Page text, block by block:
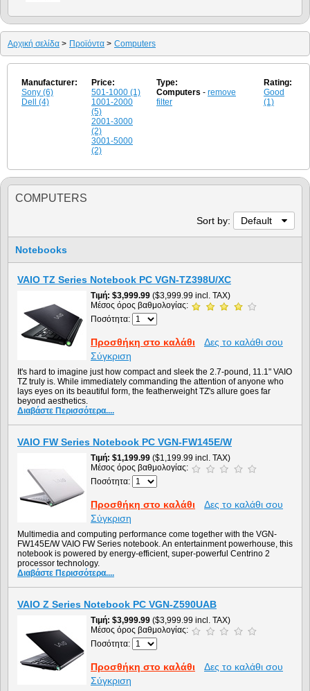
Αρχική σελίδα > Προϊόντα > Computers
Manufacturer:
Sony (6)
Dell (4)
Price:
501-1000 (1)
1001-2000
(5)
2001-3000
(2)
3001-5000
(2)
Type:
Computers - remove
filter
Rating:
Good
(1)
COMPUTERS
Sort by: Default
Notebooks
VAIO TZ Series Notebook PC VGN-TZ398U/XC
Τιμή $3,999.99 ($3,999.99 incl. TAX)
Μέσος όρος βαθμολογίας:
Ποσότητα:
Προσθήκη στο καλάθι
Δες το καλάθι σου
Σύγκριση
It's hard to imagine just how compact and sleek the 2.7-pound, 11.1" VAIO
TZ truly is. While immediately commanding the attention of anyone who
lays eyes on its beautiful form, the featherweight TZ's allure goes far
beyond aesthetics.
Διαβάστε Περισσότερα....
VAIO FW Series Notebook PC VGN-FW145E/W
Τιμή $1,199.99 ($1,199.99 incl. TAX)
Μέσος όρος βαθμολογίας:
Ποσότητα:
Προσθήκη στο καλάθι
Δες το καλάθι σου
Σύγκριση
Multimedia and computing performance come together with the VGN-
FW145E/W VAIO FW Series notebook. An entertainment powerhouse, this
notebook is powered by energy-efficient, super-powerful Centrino 2
processor technology.
Διαβάστε Περισσότερα....
VAIO Z Series Notebook PC VGN-Z590UAB
Τιμή $3,999.99 ($3,999.99 incl. TAX)
Μέσος όρος βαθμολογίας:
Ποσότητα:
Προσθήκη στο καλάθι
Δες το καλάθι σου
Σύγκριση